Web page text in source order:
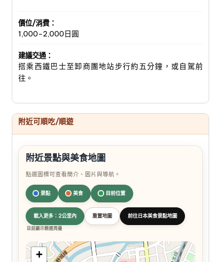
價位/消費：
1,000-2,000日圓
建議交通：
搭乘西鐵巴士至卸商團地站步行約五分鐘，或自駕前
往。
附近可順吃/順遊
附近景點與美食地圖
點選圖標可查看簡介、圖片與導航。
景點 美食 目前位置
載入更多：2公里內 重置地圖 前往日本美食景點地圖
目前顯示精選周邊
+